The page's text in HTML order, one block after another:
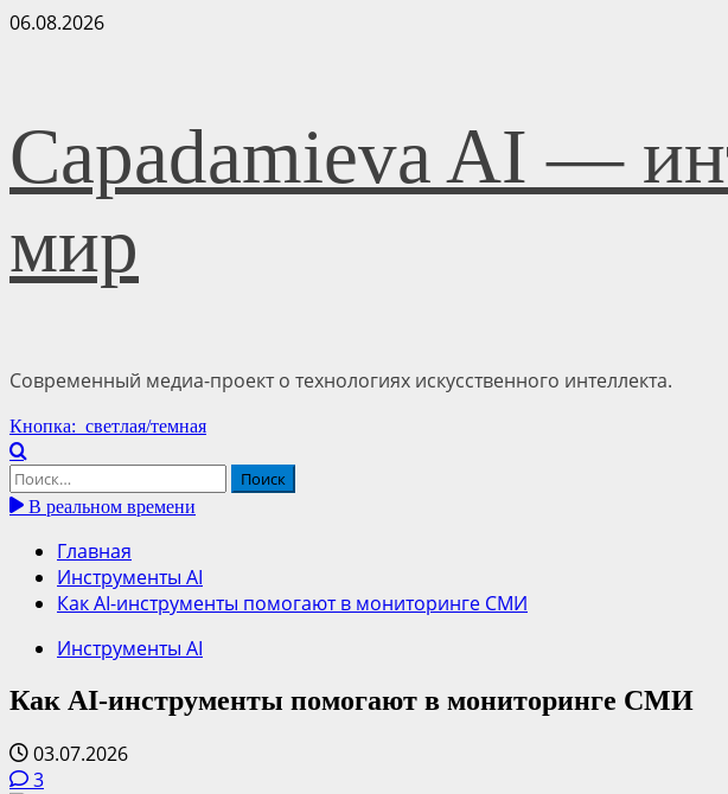
Перейти
06.08.2026
Capadamieva AI —
мир
Современный медиа-проект о технологиях искусственного интеллекта.
Основное
меню
Кнопка: светлая/темная
Найти:
В реальном времени
Главная
Инструменты AI
Как AI-инструменты помогают в мониторинге СМИ
Инструменты AI
Как AI-инструменты помогают в мониторинге СМИ
03.07.2026
3